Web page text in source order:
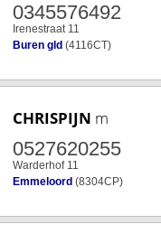
0345576492
Irenestraat 11
Buren gld (4116CT)
CHRISPIJN m
0527620255
Warderhof 11
Emmeloord (8304CP)